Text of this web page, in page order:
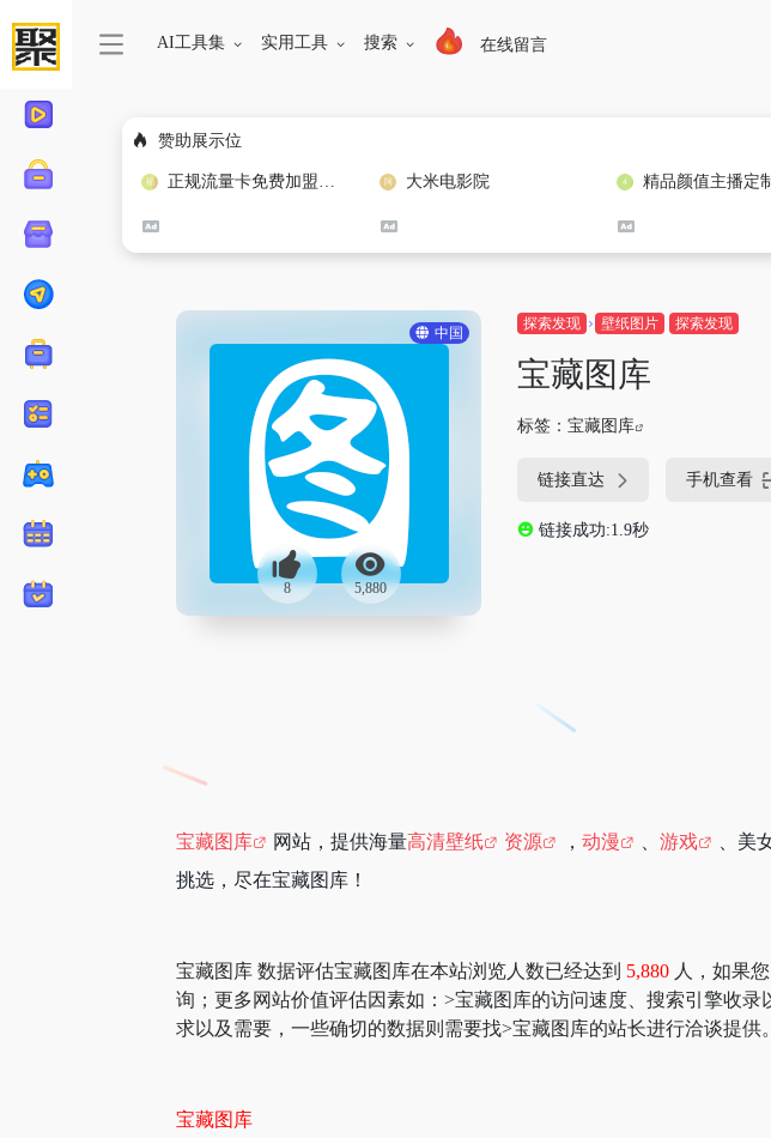
AI工具集 实用工具 搜索 在线留言
赞助展示位
正规流量卡免费加盟合作 大米电影院 精品颜值主播定
中国
8 5,880
探索发现 壁纸图片 探索发现
宝藏图库
标签： 宝藏图库
链接直达 手机查看
链接成功:1.9秒
宝藏图库 网站，提供海量高清壁纸 资源 ， 动漫 游戏 、美
挑选，尽在宝藏图库！
宝藏图库 数据评估宝藏图库在本站浏览人数已经达到 5,880 人，如果
询；更多网站价值评估因素如：>宝藏图库的访问速度、搜索引擎收
求以及需要，一些确切的数据则需要找>宝藏图库的站长进行洽谈提供
宝藏图库